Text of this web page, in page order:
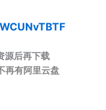
源后再下载
再有阿里云盘